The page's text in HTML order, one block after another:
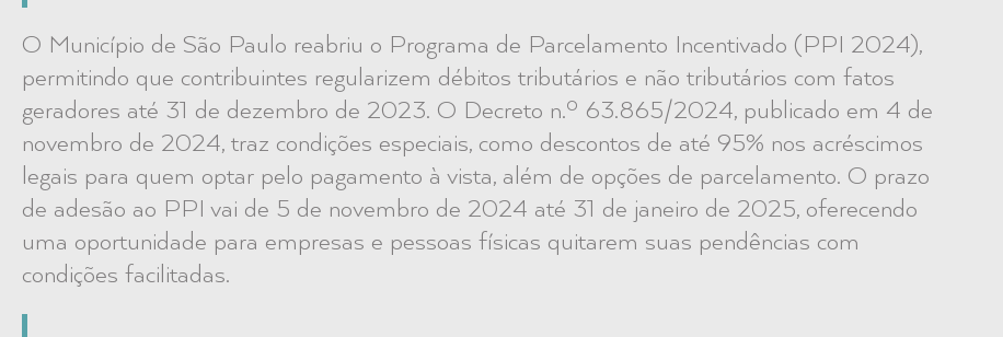
O Município de São Paulo reabriu o Programa de Parcelamento Incentivado (PPI 2024),
permitindo que contribuintes regularizem débitos tributários e não tributários com fatos
geradores até 31 de dezembro de 2023. O Decreto n.º 63.865/2024, publicado em 4 de
novembro de 2024, traz condições especiais, como descontos de até 95% nos acréscimos
legais para quem optar pelo pagamento à vista, além de opções de parcelamento. O prazo
de adesão ao PPI vai de 5 de novembro de 2024 até 31 de janeiro de 2025, oferecendo
uma oportunidade para empresas e pessoas físicas quitarem suas pendências com
condições facilitadas.